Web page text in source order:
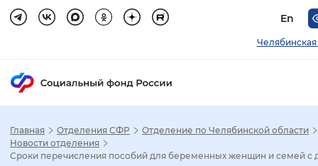
En
Челябинская
Главная Отделения СФР
Отделение по Челябинской области
Новости отделения
Сроки перечисления пособий для беременных женщин и семей с